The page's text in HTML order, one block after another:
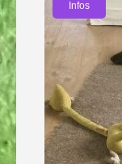
Infos